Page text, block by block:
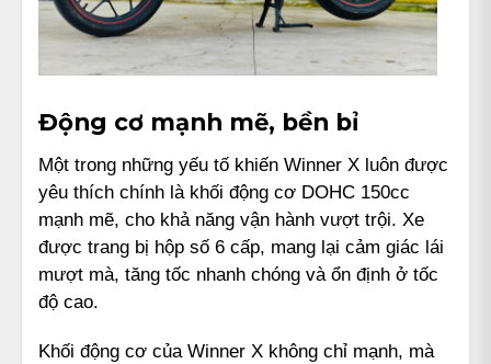
Động cơ mạnh mẽ, bền bỉ
Một trong những yếu tố khiến Winner X luôn được
yêu thích chính là khối động cơ DOHC 150cc
mạnh mẽ, cho khả năng vận hành vượt trội. Xe
được trang bị hộp số 6 cấp, mang lại cảm giác lái
mượt mà, tăng tốc nhanh chóng và ổn định ở tốc
độ cao.
Khối động cơ của Winner X không chỉ mạnh, mà